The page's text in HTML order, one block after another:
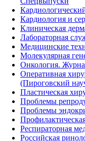
Кардиология и
Клиническая
Лабораторная
Медицинские
Молекулярная
Онкология.
Оперативная
(Пироговский
Пластическая
Проблемы
Проблемы
Респираторная
Российская